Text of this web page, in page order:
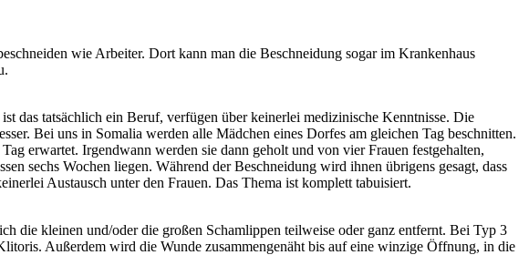
wie Arbeiter. Dort kann man die Beschneidung sogar im Krankenhaus
das tatsächlich ein Beruf, verfügen über keinerlei medizinische Kenntnisse. Die
Bei uns in Somalia werden alle Mädchen eines Dorfes am gleichen Tag beschnitten.
erwartet. Irgendwann werden sie dann geholt und von vier Frauen festgehalten,
sechs Wochen liegen. Während der Beschneidung wird ihnen übrigens gesagt, dass
Austausch unter den Frauen. Das Thema ist komplett tabuisiert.
die kleinen und/oder die großen Schamlippen teilweise oder ganz entfernt. Bei Typ 3
Außerdem wird die Wunde zusammengenäht bis auf eine winzige Öffnung, in die